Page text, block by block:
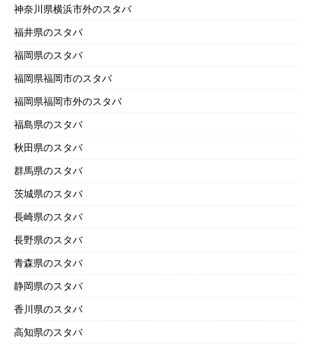
神奈川県横浜市外のスタバ
福井県のスタバ
福岡県のスタバ
福岡県福岡市のスタバ
福岡県福岡市外のスタバ
福島県のスタバ
秋田県のスタバ
群馬県のスタバ
茨城県のスタバ
長崎県のスタバ
長野県のスタバ
青森県のスタバ
静岡県のスタバ
香川県のスタバ
高知県のスタバ